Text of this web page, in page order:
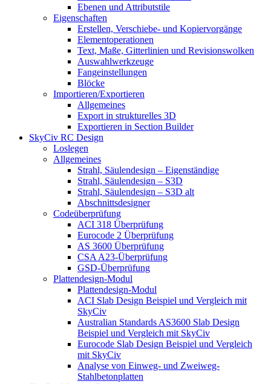
Ebenen und Attributstile
Eigenschaften
Erstellen, Verschiebe- und Kopiervorgänge
Elementoperationen
Text, Maße, Gitterlinien und Revisionswolken
Auswahlwerkzeuge
Fangeinstellungen
Blöcke
Importieren/Exportieren
Allgemeines
Export in strukturelles 3D
Exportieren in Section Builder
SkyCiv RC Design
Loslegen
Allgemeines
Strahl, Säulendesign – Eigenständige
Strahl, Säulendesign – S3D
Strahl, Säulendesign – S3D alt
Abschnittsdesigner
Codeüberprüfung
ACI 318 Überprüfung
Eurocode 2 Überprüfung
AS 3600 Überprüfung
CSA A23-Überprüfung
GSD-Überprüfung
Plattendesign-Modul
Plattendesign-Modul
ACI Slab Design Beispiel und Vergleich mit
SkyCiv
Australian Standards AS3600 Slab Design
Beispiel und Vergleich mit SkyCiv
Eurocode Slab Design Beispiel und Vergleich
mit SkyCiv
Analyse von Einweg- und Zweiweg-
Stahlbetonplatten